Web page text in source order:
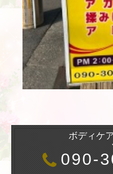
ボディケ
090-